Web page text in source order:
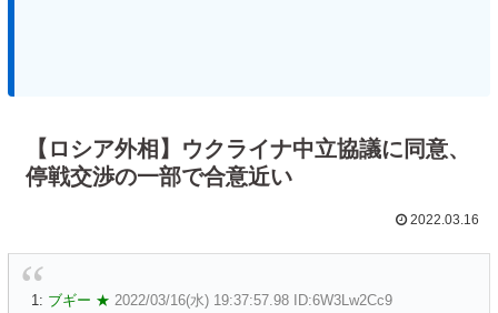
【ロシア外相】ウクライナ中立協議に同意、
停戦交渉の一部で合意近い
2022.03.16
1: ブギー ★ 2022/03/16(水) 19:37:57.98 ID:6W3Lw2Cc9